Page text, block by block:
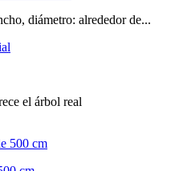
diámetro: alrededor de...
el árbol real